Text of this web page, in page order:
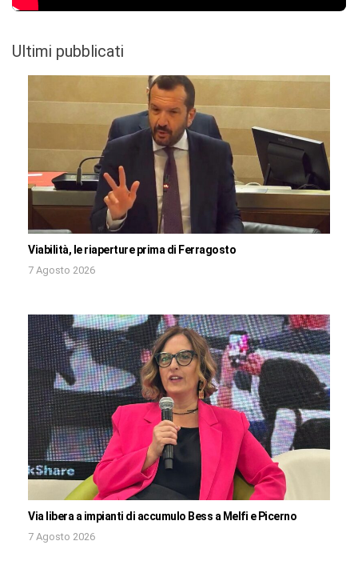
Ultimi pubblicati
Viabilità, le riaperture prima di Ferragosto
7 Agosto 2026
Via libera a impianti di accumulo Bess a Melfi e Picerno
7 Agosto 2026